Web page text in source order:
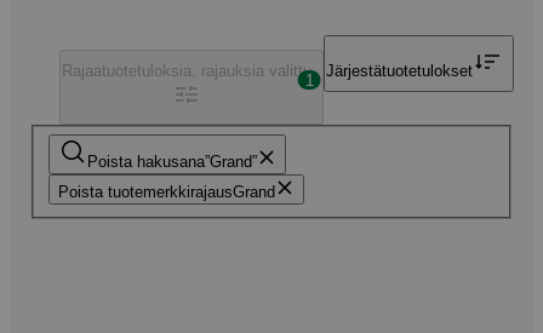
Poista hakusana Grand
Poista tuotemerkkirajausGrand
Rajaatuotetuloksia, rajauksia valittu
1
Järjestätuotetulokset